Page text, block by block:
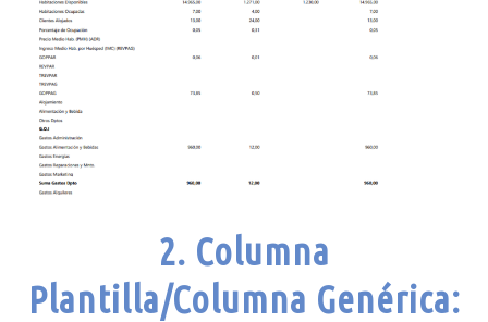
2. Columna
Plantilla/Columna Genérica: